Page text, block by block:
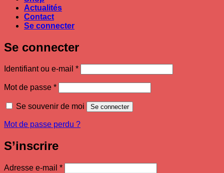
Actualités
Contact
Se connecter
Se connecter
Identifiant ou e-mail *Obligatoire
Mot de passe *Obligatoire
Se souvenir de moi Se connecter
Mot de passe perdu ?
S’inscrire
Adresse e-mail *Obligatoire